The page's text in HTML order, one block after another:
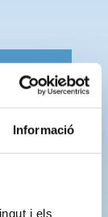
Informació
i els
de les